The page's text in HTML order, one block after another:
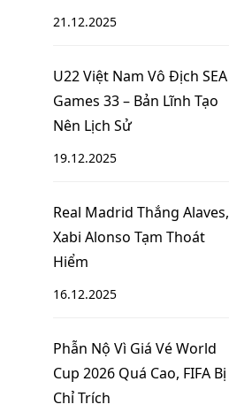
21.12.2025
U22 Việt Nam Vô Địch SEA
Games 33 – Bản Lĩnh Tạo
Nên Lịch Sử
19.12.2025
Real Madrid Thắng Alaves,
Xabi Alonso Tạm Thoát
Hiểm
16.12.2025
Phẫn Nộ Vì Giá Vé World
Cup 2026 Quá Cao, FIFA Bị
Chỉ Trích